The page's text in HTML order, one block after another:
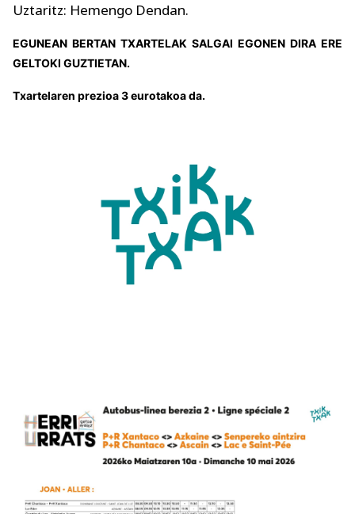
Uztaritz: Hemengo Dendan.
EGUNEAN BERTAN TXARTELAK SALGAI EGONEN DIRA ERE
GELTOKI GUZTIETAN.
Txartelaren prezioa 3 eurotakoa da.